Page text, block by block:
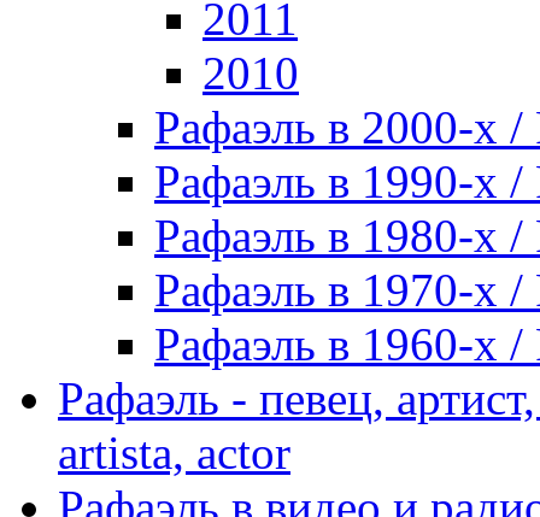
2011
2010
Рафаэль в 2000-х /
Рафаэль в 1990-х /
Рафаэль в 1980-х /
Рафаэль в 1970-х /
Рафаэль в 1960-х /
Рафаэль - певец,
artista, actor